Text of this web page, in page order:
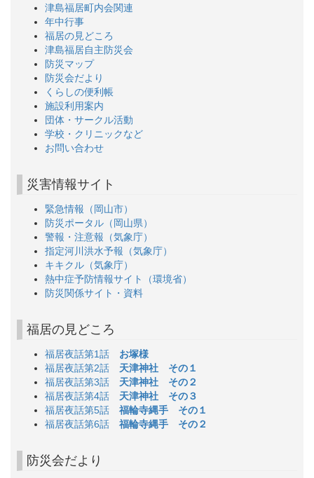
津島福居町内会関連
年中行事
福居の見どころ
津島福居自主防災会
防災マップ
防災会だより
くらしの便利帳
施設利用案内
団体・サークル活動
学校・クリニックなど
お問い合わせ
災害情報サイト
緊急情報（岡山市）
防災ポータル（岡山県）
警報・注意報（気象庁）
指定河川洪水予報（気象庁）
キキクル（気象庁）
熱中症予防情報サイト（環境省）
防災関係サイト・資料
福居の見どころ
福居夜話第1話 お塚様
福居夜話第2話 天津神社 その１
福居夜話第3話 天津神社 その２
福居夜話第4話 天津神社 その３
福居夜話第5話福輪寺縄手 その１
福居夜話第6話福輪寺縄手 その２
防災会だより